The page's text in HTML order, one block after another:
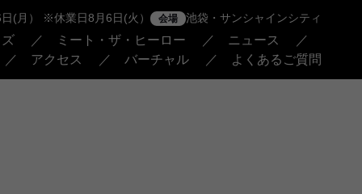
(月） ※休業日8月6日(火） 会場 池袋・サンシャインシティ
ミート・ザ・ヒーロー
ニュース
アクセス
バーチャル よくあるご質問